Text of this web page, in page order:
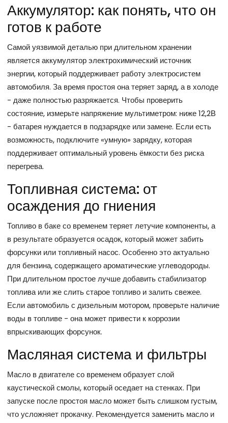
Аккумулятор: как понять, что он
готов к работе
Самой уязвимой деталью при длительном хранении
является аккумуляторэлектрохимический источник
энергии, который поддерживает работу электросистем
автомобиля. За время простоя она теряет заряд, а в холоде
- даже полностью разряжается. Чтобы проверить
состояние, измерьте напряжение мультиметром: ниже 12,2В
- батарея нуждается в подзарядке или замене. Если есть
возможность, подключите «умную» зарядку, которая
поддерживает оптимальный уровень ёмкости без риска
перегрева.
Топливная система: от
осаждения до гниения
Топливо в баке со временем теряет летучие компоненты, а
в результате образуется осадок, который может забить
форсунки или топливный насос. Особенно это актуально
для бензина, содержащего ароматические углеводороды.
При длительном простое лучше добавить стабилизатор
топлива или же слить старое топливо и залить свежее.
Если автомобиль с дизельным мотором, проверьте наличие
воды в топливе - она может привести к коррозии
впрыскивающих форсунок.
Масляная система и фильтры
Масло в двигателе со временем образует слой
каустической смолы, который оседает на стенках. При
запуске после простоя масло может быть слишком густым,
что усложняет прокачку. Рекомендуется заменить масло и